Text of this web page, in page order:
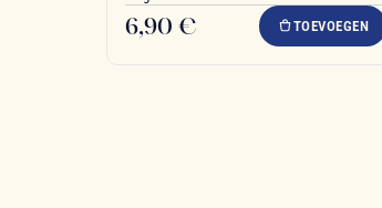
6,90 € TOEVOEGEN